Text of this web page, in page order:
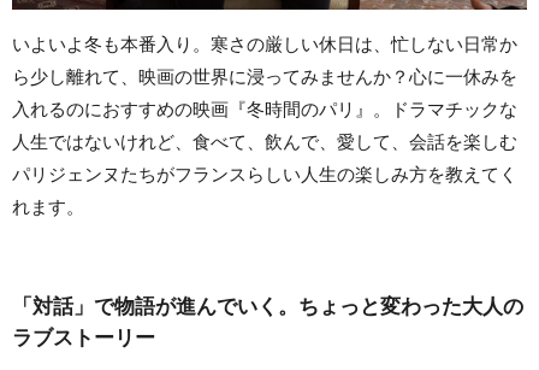
いよいよ冬も本番入り。寒さの厳しい休日は、忙しない日常か
ら少し離れて、映画の世界に浸ってみませんか？心に一休みを
入れるのにおすすめの映画『冬時間のパリ』。ドラマチックな
人生ではないけれど、食べて、飲んで、愛して、会話を楽しむ
パリジェンヌたちがフランスらしい人生の楽しみ方を教えてく
れます。
「対話」で物語が進んでいく。ちょっと変わった大人の
ラブストーリー